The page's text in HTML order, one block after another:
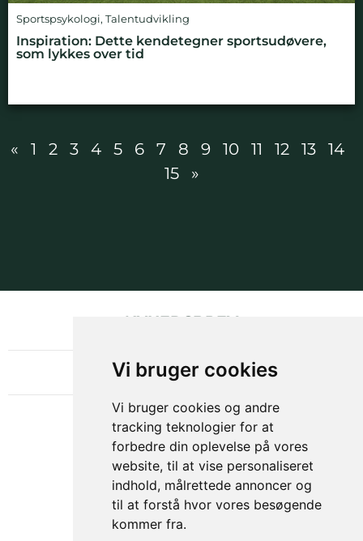
Vi bruger cookies
Vi bruger cookies og andre
tracking teknologier for at
forbedre din oplevelse på vores
website, til at vise personaliseret
indhold, målrettede annoncer og
til at forstå hvor vores besøgende
kommer fra.
Sportspsykologi, Talentudvikling
Inspiration: Dette kendetegner sportsudøvere,
som lykkes over tid
« 1 2 3 4 5 6 7 8 9 10 11 12 13
14
15
»
NYHEDSBREV
OM GAMECHANGER